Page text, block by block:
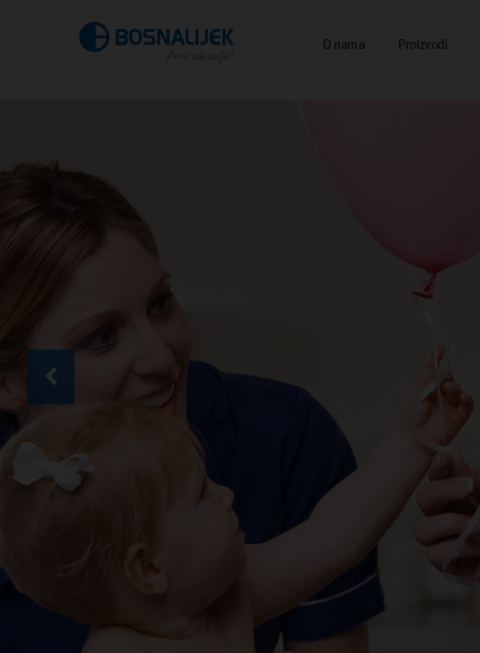
O nama Proizvodi